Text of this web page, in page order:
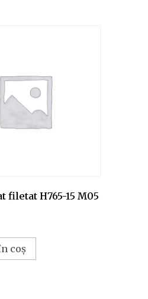
filetat H765-15 M05
coș